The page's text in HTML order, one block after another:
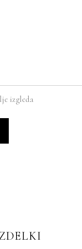
izgleda